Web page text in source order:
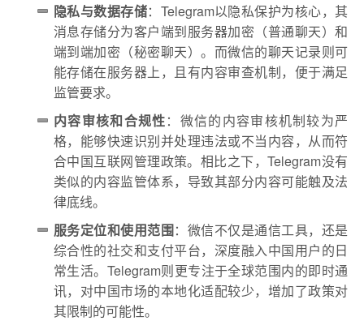
隐私与数据存储：Telegram以隐私保护为核心，其
消息存储分为客户端到服务器加密（普通聊天）和
端到端加密（秘密聊天）。而微信的聊天记录则可
能存储在服务器上，且有内容审查机制，便于满足
监管要求。
内容审核和合规性：微信的内容审核机制较为严
格，能够快速识别并处理违法或不当内容，从而符
合中国互联网管理政策。相比之下，Telegram没有
类似的内容监管体系，导致其部分内容可能触及法
律底线。
服务定位和使用范围：微信不仅是通信工具，还是
综合性的社交和支付平台，深度融入中国用户的日
常生活。Telegram则更专注于全球范围内的即时通
讯，对中国市场的本地化适配较少，增加了政策对
其限制的可能性。